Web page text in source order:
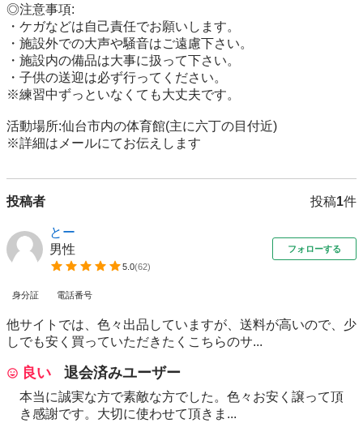
◎注意事項:
・ケガなどは自己責任でお願いします。
・施設外での大声や騒音はご遠慮下さい。
・施設内の備品は大事に扱って下さい。
・子供の送迎は必ず行ってください。
※練習中ずっといなくても大丈夫です。
活動場所:仙台市内の体育館(主に六丁の目付近)
※詳細はメールにてお伝えします
投稿者 投稿1件
とー
男性
5.0(62)
フォローする
身分証 電話番号
他サイトでは、色々出品していますが、送料が高いので、少
しでも安く買っていただきたくこちらのサ...
良い 退会済みユーザー
本当に誠実な方で素敵な方でした。色々お安く譲って頂
き感謝です。大切に使わせて頂きま...